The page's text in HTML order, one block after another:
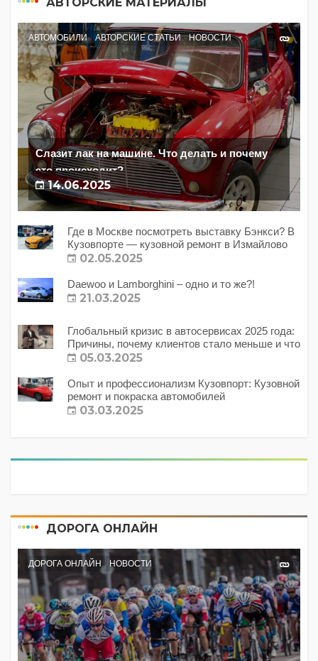
АВТОМОБИЛИ АВТОРСКИЕ СТАТЬИ НОВОСТИ
Слазит лак на машине. Что делать и почему
это происходит?
14.06.2025
Где в Москве посмотреть выставку Бэнкси? В
Кузовпорте — кузовной ремонт в Измайлово
02.05.2025
Daewoo и Lamborghini – одно и то же?!
21.03.2025
Глобальный кризис в автосервисах 2025 года:
Причины, почему клиентов стало меньше и что
с этим делать?
05.03.2025
Опыт и профессионализм Кузовпорт: Кузовной
ремонт и покраска автомобилей
03.03.2025
ДОРОГА ОНЛАЙН
ДОРОГА ОНЛАЙН НОВОСТИ